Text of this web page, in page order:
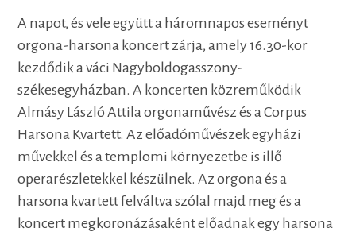
A napot, és vele együtt a háromnapos eseményt
orgona-harsona koncert zárja, amely 16.30-kor
kezdődik a váci Nagyboldogasszony-
székesegyházban. A koncerten közreműködik
Almásy László Attila orgonaművész és a Corpus
Harsona Kvartett. Az előadóművészek egyházi
művekkel és a templomi környezetbe is illő
operarészletekkel készülnek. Az orgona és a
harsona kvartett felváltva szólal majd meg és a
koncert megkoronázásaként előadnak egy harsona